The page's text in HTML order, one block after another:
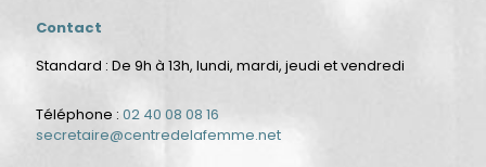
Contact
Standard : De 9h à 13h, lundi, mardi, jeudi et vendredi
Téléphone : 02 40 08 08 16
secretaire@centredelafemme.net